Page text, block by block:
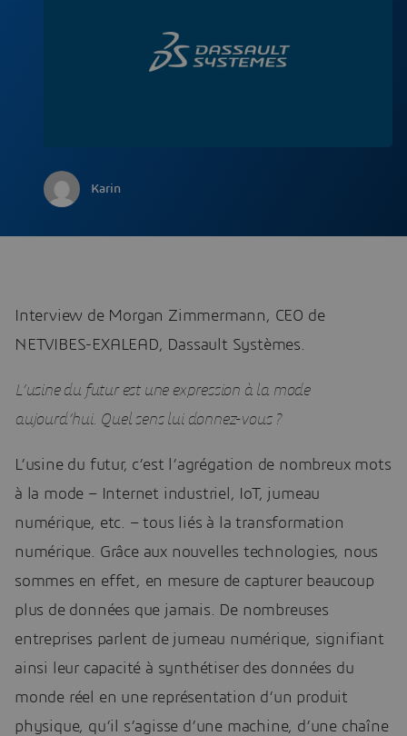
Karin
Interview de Morgan Zimmermann, CEO de
NETVIBES-EXALEAD, Dassault Systèmes.
L’usine du futur est une expression à la mode
aujourd’hui. Quel sens lui donnez-vous ?
L’usine du futur, c’est l’agrégation de nombreux mots
à la mode – Internet industriel, IoT, jumeau
numérique, etc. – tous liés à la transformation
numérique. Grâce aux nouvelles technologies, nous
sommes en effet, en mesure de capturer beaucoup
plus de données que jamais. De nombreuses
entreprises parlent de jumeau numérique, signifiant
ainsi leur capacité à synthétiser des données du
monde réel en une représentation d’un produit
physique, qu’il s’agisse d’une machine, d’une chaîne